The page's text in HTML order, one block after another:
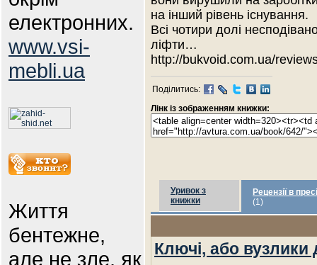
електронних.
www.vsi-
mebli.ua
Життя
бентежне,
але не зле, як
на інший рівень існування.
Всі чотири долі
ліфти…
http://bukvoid.com.ua/
Поділитись:
Лінк із зображенням книжки:
Уривок з
книжки
Рецензії в пресі
(1)
Ключі, або вузлики